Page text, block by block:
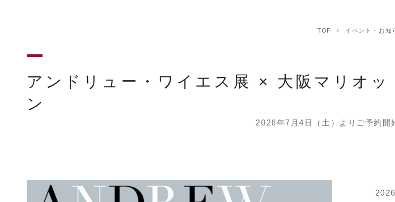
TOP イベント・お知
アンドリュー・ワイエス展 × 大阪マリオッ
ン
2026年7月4日（土）よりご予約開